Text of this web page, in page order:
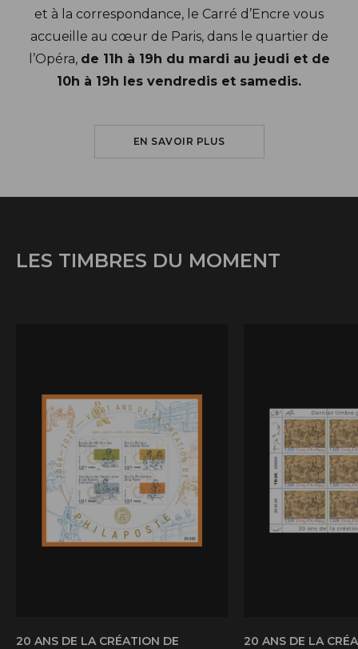
et à la correspondance, le Carré d’Encre vous
accueille au cœur de Paris, dans le quartier de
l’Opéra, de 11h à 19h du mardi au jeudi et de
10h à 19h les vendredis et samedis.
EN SAVOIR PLUSSUR LE CARRÉ D'ENCRE
LES TIMBRES DU MOMENT
20 ANS DE LA CRÉATION DE
20 ANS DE LA